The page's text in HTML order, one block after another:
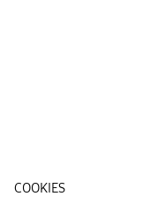
COOKIES